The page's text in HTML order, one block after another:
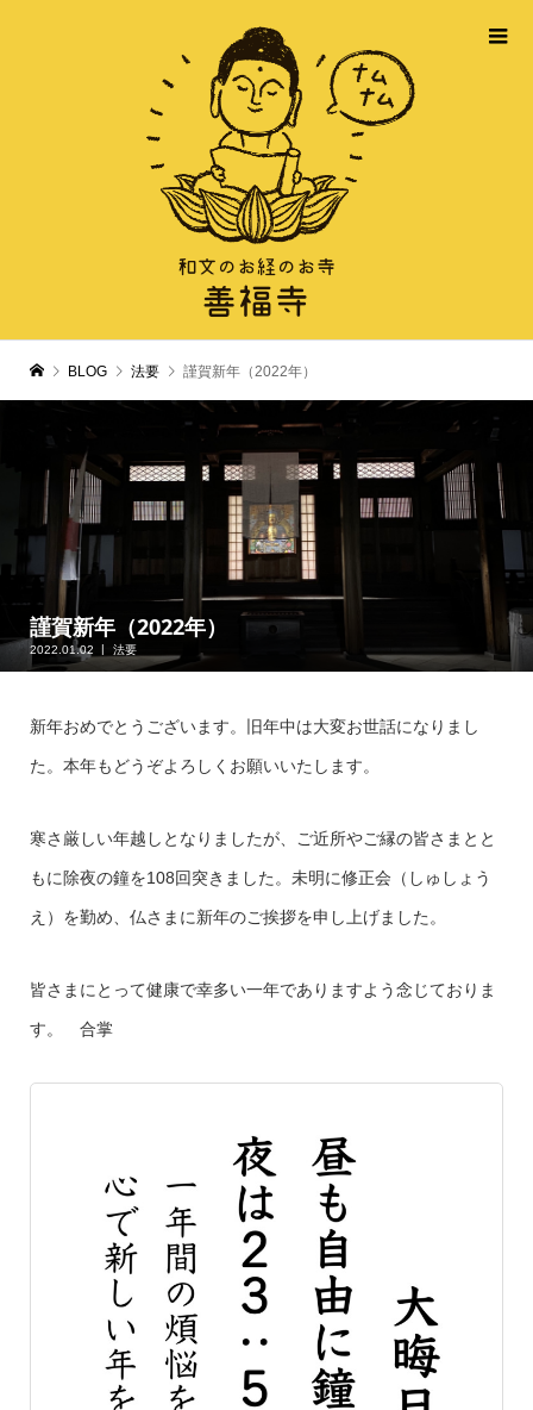
BLOG 法要 謹賀新年（2022年）
謹賀新年（2022年）
2022.01.02 法要
新年おめでとうございます。旧年中は大変お世話になりまし
た。本年もどうぞよろしくお願いいたします。
寒さ厳しい年越しとなりましたが、ご近所やご縁の皆さまとと
もに除夜の鐘を108回突きました。未明に修正会（しゅしょう
え）を勤め、仏さまに新年のご挨拶を申し上げました。
皆さまにとって健康で幸多い一年でありますよう念じておりま
す。 合掌